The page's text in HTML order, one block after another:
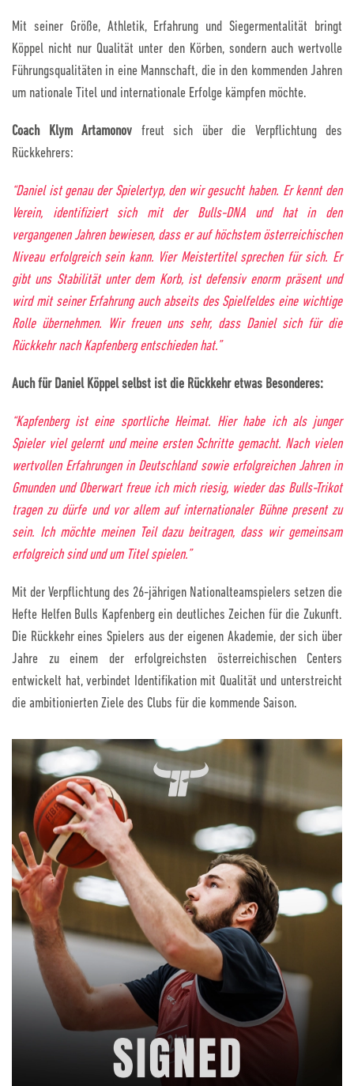
Mit seiner Größe, Athletik, Erfahrung und Siegermentalität bringt
Köppel nicht nur Qualität unter den Körben, sondern auch wertvolle
Führungsqualitäten in eine Mannschaft, die in den kommenden Jahren
um nationale Titel und internationale Erfolge kämpfen möchte.
Coach Klym Artamonov freut sich über die Verpflichtung des
Rückkehrers:
“Daniel ist genau der Spielertyp, den wir gesucht haben. Er kennt den
Verein, identifiziert sich mit der Bulls-DNA und hat in den
vergangenen Jahren bewiesen, dass er auf höchstem österreichischen
Niveau erfolgreich sein kann. Vier Meistertitel sprechen für sich. Er
gibt uns Stabilität unter dem Korb, ist defensiv enorm präsent und
wird mit seiner Erfahrung auch abseits des Spielfeldes eine wichtige
Rolle übernehmen. Wir freuen uns sehr, dass Daniel sich für die
Rückkehr nach Kapfenberg entschieden hat.”
Auch für Daniel Köppel selbst ist die Rückkehr etwas Besonderes:
“Kapfenberg ist eine sportliche Heimat. Hier habe ich als junger
Spieler viel gelernt und meine ersten Schritte gemacht. Nach vielen
wertvollen Erfahrungen in Deutschland sowie erfolgreichen Jahren in
Gmunden und Oberwart freue ich mich riesig, wieder das Bulls-Trikot
tragen zu dürfe und vor allem auf internationaler Bühne present zu
sein. Ich möchte meinen Teil dazu beitragen, dass wir gemeinsam
erfolgreich sind und um Titel spielen.”
Mit der Verpflichtung des 26-jährigen Nationalteamspielers setzen die
Hefte Helfen Bulls Kapfenberg ein deutliches Zeichen für die Zukunft.
Die Rückkehr eines Spielers aus der eigenen Akademie, der sich über
Jahre zu einem der erfolgreichsten österreichischen Centers
entwickelt hat, verbindet Identifikation mit Qualität und unterstreicht
die ambitionierten Ziele des Clubs für die kommende Saison.